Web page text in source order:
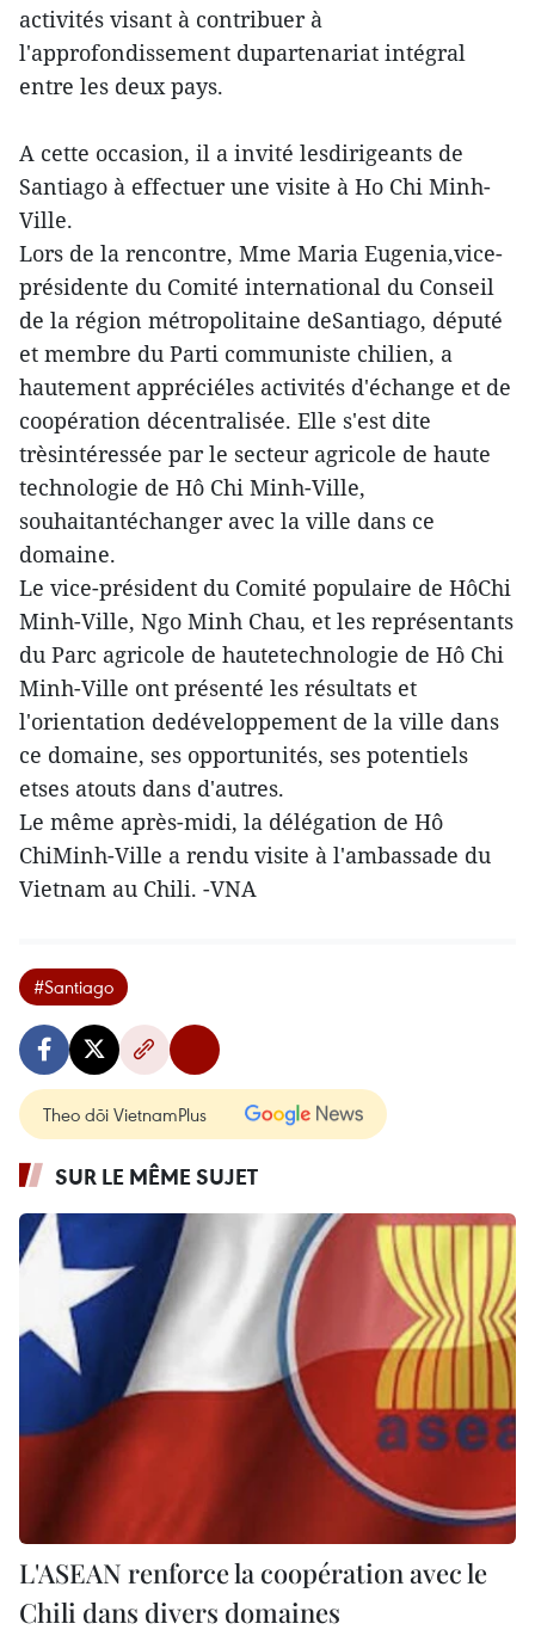
activités visant à contribuer à
l'approfondissement dupartenariat intégral
entre les deux pays.
A cette occasion, il a invité lesdirigeants de
Santiago à effectuer une visite à Ho Chi Minh-
Ville.
Lors de la rencontre, Mme Maria Eugenia,vice-
présidente du Comité international du Conseil
de la région métropolitaine deSantiago, député
et membre du Parti communiste chilien, a
hautement appréciéles activités d'échange et de
coopération décentralisée. Elle s'est dite
trèsintéressée par le secteur agricole de haute
technologie de Hô Chi Minh-Ville,
souhaitantéchanger avec la ville dans ce
domaine.
Le vice-président du Comité populaire de HôChi
Minh-Ville, Ngo Minh Chau, et les représentants
du Parc agricole de hautetechnologie de Hô Chi
Minh-Ville ont présenté les résultats et
l'orientation dedéveloppement de la ville dans
ce domaine, ses opportunités, ses potentiels
etses atouts dans d'autres.
Le même après-midi, la délégation de Hô
ChiMinh-Ville a rendu visite à l'ambassade du
Vietnam au Chili. -VNA
#Santiago
Theo dõi VietnamPlus
SUR LE MÊME SUJET
L'ASEAN renforce la coopération avec le
Chili dans divers domaines